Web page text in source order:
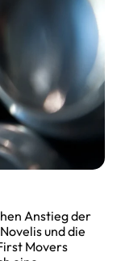
Anstieg der
und die
Movers